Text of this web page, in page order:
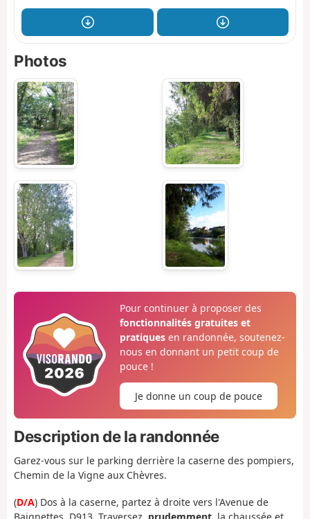
Photos
Pour continuer à proposer des
fonctionnalités gratuites et
pratiquesen randonnée, soutenez-
nous en donnant un petit coup de
pouce !
Je donne un coup de pouce
Description de la randonnée
Garez-vous sur le parking derrière la caserne des pompiers,
Chemin de la Vigne aux Chèvres.
(D/A) Dos à la caserne, partez à droite vers l'Avenue de
Baignettes, D913. Traversez, prudemment, la chaussée et